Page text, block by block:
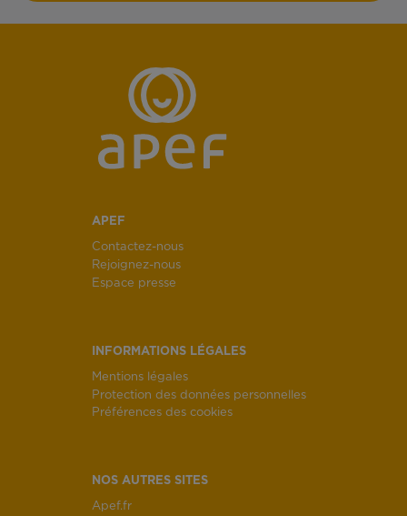
APEF
Contactez-nous
Rejoignez-nous
Espace presse
INFORMATIONS LÉGALES
Mentions légales
Protection des données personnelles
Préférences des cookies
NOS AUTRES SITES
Apef.fr